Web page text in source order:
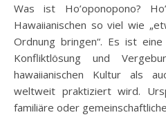
Was ist Ho’oponopono?
Hawaiianischen so viel wie
Ordnung bringen“. Es ist
Konfliktlösung und
hawaiianischen Kultur als
weltweit praktiziert wird.
familiäre oder